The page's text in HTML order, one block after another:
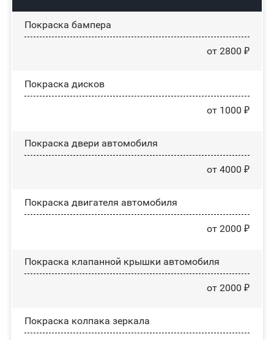
Покраска бампера
от 2800 ₽
Покраска дисков
от 1000 ₽
Покраска двери автомобиля
от 4000 ₽
Покраска двигателя автомобиля
от 2000 ₽
Покраска клапанной крышки автомобиля
от 2000 ₽
Покраска колпака зеркала